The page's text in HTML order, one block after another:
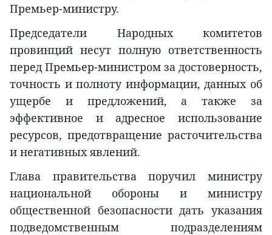
Премьер-министру.
Председатели Народных комитетов
провинций несут полную ответственность
перед Премьер-министром за достоверность,
точность и полноту информации, данных об
ущербе и предложений, а также за
эффективное и адресное использование
ресурсов, предотвращение расточительства
и негативных явлений.
Глава правительства поручил министру
национальной обороны и министру
общественной безопасности дать указания
подведомственным подразделениям